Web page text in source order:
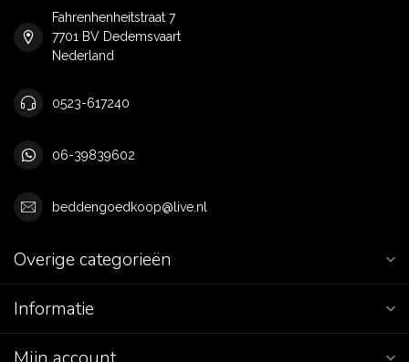
Fahrenhenheitstraat 7
7701 BV Dedemsvaart
Nederland
0523-617240
06-39839602
beddengoedkoop@live.nl
Overige categorieën
Informatie